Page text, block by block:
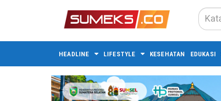
HEADLINE LIFESTYLE KESEHATAN EDUKASI